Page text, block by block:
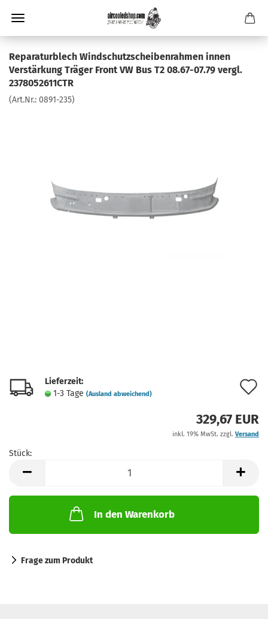
Reparaturblech Windschutzscheibenrahmen innen
Verstärkung Träger Front VW Bus T2 08.67-07.79 vergl.
2378052611CTR
(Art.Nr.: 0891-235)
Lieferzeit:
1-3 Tage (Ausland abweichend)
329,67 EUR
inkl. 19% MwSt. zzgl. Versand
Stück:
In den Warenkorb
Frage zum Produkt